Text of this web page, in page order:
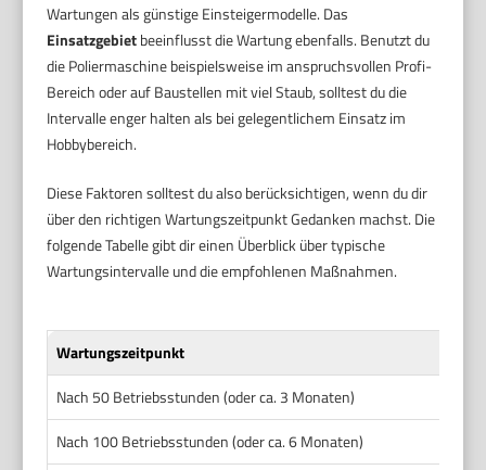
Wartungen als günstige Einsteigermodelle. Das
Einsatzgebietbeeinflusst die Wartung ebenfalls. Benutzt du
die Poliermaschine beispielsweise im anspruchsvollen Profi-
Bereich oder auf Baustellen mit viel Staub, solltest du die
Intervalle enger halten als bei gelegentlichem Einsatz im
Hobbybereich.
Diese Faktoren solltest du also berücksichtigen, wenn du dir
über den richtigen Wartungszeitpunkt Gedanken machst. Die
folgende Tabelle gibt dir einen Überblick über typische
Wartungsintervalle und die empfohlenen Maßnahmen.
Wartungszeitpunkt
Nach 50 Betriebsstunden (oder ca. 3 Monaten)
Nach 100 Betriebsstunden (oder ca. 6 Monaten)